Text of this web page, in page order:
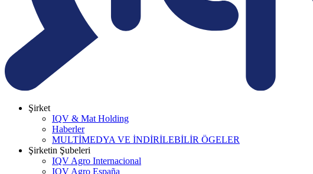
Şirket
IQV & Mat Holding
Haberler
MULTİMEDYA VE İNDİRİLEBİLİR ÖGELER
Şirketin Şubeleri
IQV Agro Internacional
IQV Agro España